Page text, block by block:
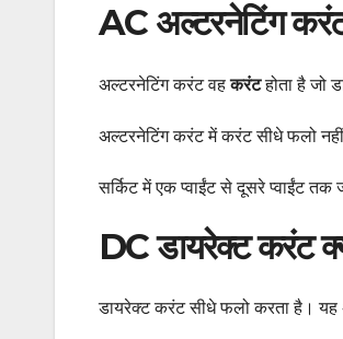
AC अल्टरनेटिंग
अल्टरनेटिंग करंट वहकरंटहोता है जो
अल्टरनेटिंग करंट में करंट सीधे फलो
सर्किट में एक प्वाईंट से दूसरे प्वाईंट
DCडायरेक्ट करंट
डायरेक्ट करंट सीधे फलो करता है। यह